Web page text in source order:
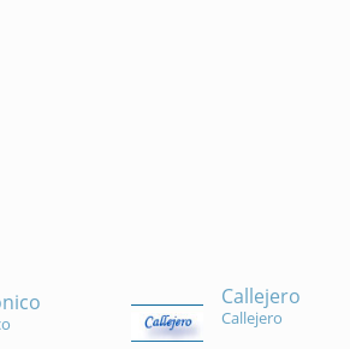
Callejero
Callejero